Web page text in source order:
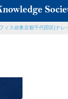
ィス@東京都千代田区|ナレ